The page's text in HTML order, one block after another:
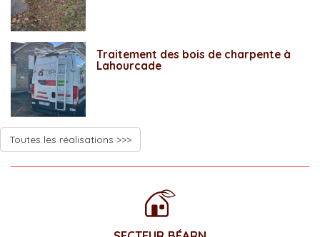
Traitement des bois de charpente à
Lahourcade
Toutes les réalisations >>>